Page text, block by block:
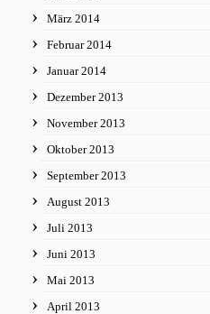
März 2014
Februar 2014
Januar 2014
Dezember 2013
November 2013
Oktober 2013
September 2013
August 2013
Juli 2013
Juni 2013
Mai 2013
April 2013